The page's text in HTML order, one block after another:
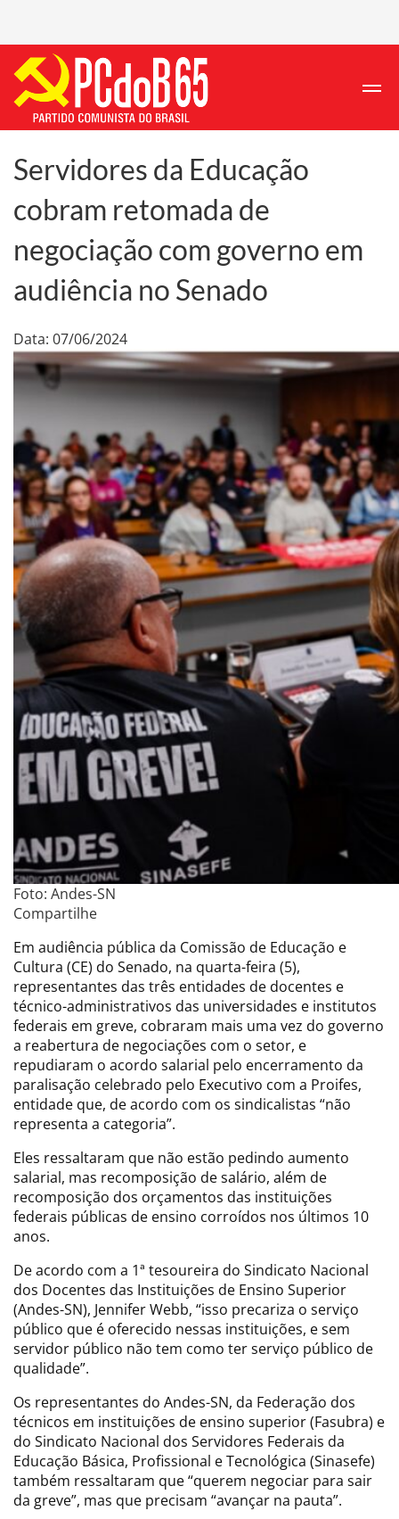
Servidores da Educação
cobram retomada de
negociação com governo em
audiência no Senado
Data: 07/06/2024
Foto: Andes-SN
Compartilhe
Em audiência pública da Comissão de Educação e
Cultura (CE) do Senado, na quarta-feira (5),
representantes das três entidades de docentes e
técnico-administrativos das universidades e institutos
federais em greve, cobraram mais uma vez do governo
a reabertura de negociações com o setor, e
repudiaram o acordo salarial pelo encerramento da
paralisação celebrado pelo Executivo com a Proifes,
entidade que, de acordo com os sindicalistas “não
representa a categoria”.
Eles ressaltaram que não estão pedindo aumento
salarial, mas recomposição de salário, além de
recomposição dos orçamentos das instituições
federais públicas de ensino corroídos nos últimos 10
anos.
De acordo com a 1ª tesoureira do Sindicato Nacional
dos Docentes das Instituições de Ensino Superior
(Andes-SN), Jennifer Webb, “isso precariza o serviço
público que é oferecido nessas instituições, e sem
servidor público não tem como ter serviço público de
qualidade”.
Os representantes do Andes-SN, da Federação dos
técnicos em instituições de ensino superior (Fasubra) e
do Sindicato Nacional dos Servidores Federais da
Educação Básica, Profissional e Tecnológica (Sinasefe)
também ressaltaram que “querem negociar para sair
da greve”, mas que precisam “avançar na pauta”.